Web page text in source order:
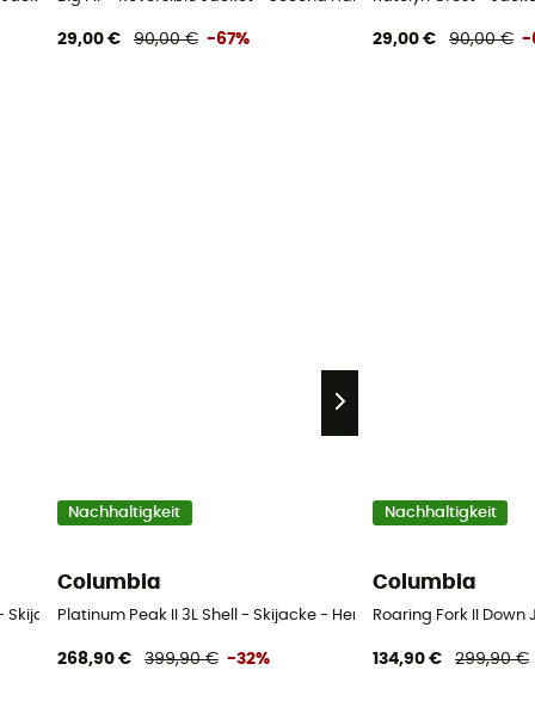
29,00 € 90,00 € -67% 29,00 € 90,00 € -
Skijacke - Damen
Nachhaltigkeit
Columbia
Platinum Peak II 3L Shell - Skijacke - Herren
268,90 € 399,90 € -32%
Nachhaltigkeit
Columbia
Roaring Fork II
134,90 € 299,90 €